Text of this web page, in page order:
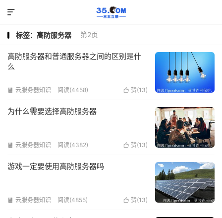

标签：高防服务器 第2页
高防服务器和普通服务器之间的区别是什
么
 云服务器知识 阅读(4458)  赞(13)
为什么需要选择高防服务器
 云服务器知识 阅读(4382)  赞(13)
游戏一定要使用高防服务器吗
 云服务器知识 阅读(4855)  赞(13)